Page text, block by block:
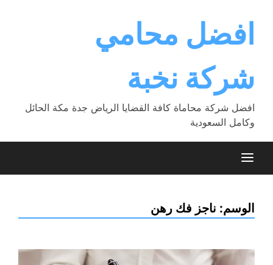
contentافضل محامي
شركة نخبة
افضل شركة محاماة كافة القضايا الرياض جدة مكة الحائل
وكامل السعودية
الوسم: ناجز فك رهن